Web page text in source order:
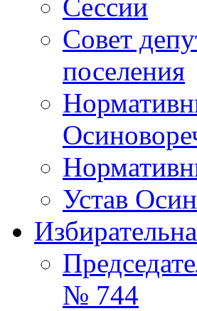
Сессии
Совет
поселения
Устав
№ 744